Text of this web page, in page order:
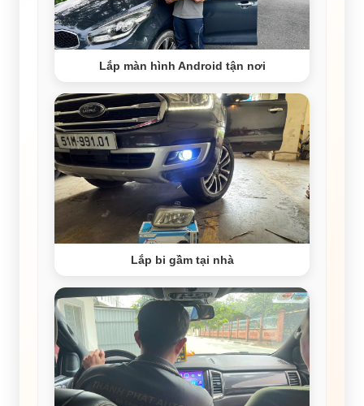
Lắp màn hình Android tận nơi
Lắp bi gầm tại nhà